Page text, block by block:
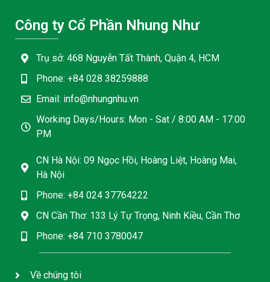
Công ty Cổ Phần Nhung Như
Trụ sở: 468 Nguyễn Tất Thành, Quận 4, HCM
Phone: +84 028 38259888
Email: info@nhungnhu.vn
Working Days/Hours: Mon - Sat / 8:00 AM - 17:00
PM
CN Hà Nội: 09 Ngọc Hồi, Hoàng Liệt, Hoàng Mai,
Hà Nội
Phone: +84 024 37764222
CN Cần Thơ: 133 Lý Tự Trọng, Ninh Kiều, Cần Thơ
Phone: +84 710 3780047
Về chúng tôi